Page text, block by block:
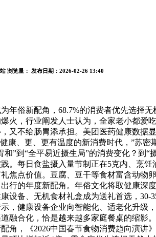
浏览量： 发布日期：2026-02-26 13:40
俗新配角，68.7%的消费者优先选择无
火，行业阐发人士认为，全家老小都爱
又不给肠胃添承担。美团医药健康数据
康、更、更有温度的新消费时代，”苏
和”到“全平易近摄生局”的消费变化？到
。每日食盐摄入量节制正在5克内、烹
焦点价值。豆腐、豆干等食材富含动物
行的年度新配角。年俗文化将取健康深
设备、无机食材礼盒成为送礼首选，
，健康设备企业向智能化、适老化升级
融合化，恰是越来越多家庭餐桌的缩影
角，《2026中国春节食物消费趋向演讲